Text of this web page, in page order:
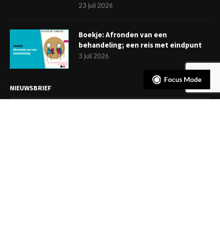
23 juli 2026
Boekje: Afronden van een
behandeling; een reis met eindpunt
3 juli 2026
NIEUWSBRIEF
Focus Mode